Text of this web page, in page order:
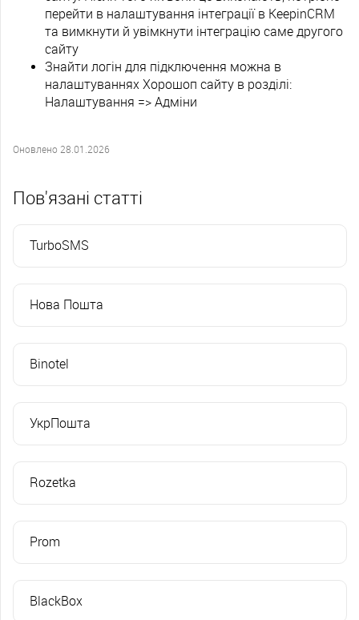
перейти в налаштування інтеграції в KeepinCRM
та вимкнути й увімкнути інтеграцію саме другого
сайту
Знайти логін для підключення можна в
налаштуваннях Хорошоп сайту в розділі:
Налаштування => Адміни
Оновлено 28.01.2026
Пов'язані статті
TurboSMS
Нова Пошта
Binotel
УкрПошта
Rozetka
Prom
BlackBox